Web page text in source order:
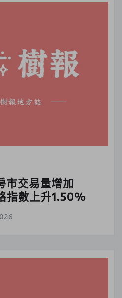
市交易量增加
指數上升1.50%